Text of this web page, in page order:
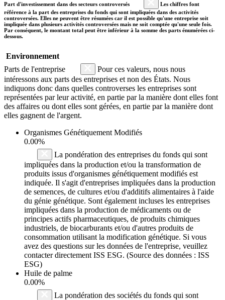
Part d'investissement dans des secteurs controversés
Les chiffres font
référence à la part des entreprises du fonds qui sont impliquées dans des activités
controversées. Elles ne peuvent être résumées car il est possible qu'une entreprise soit
impliquée dans plusieurs activités controversées mais ne soit comptée qu'une seule fois.
Par conséquent, le montant total peut être inférieur à la somme des parts énumérées ci-
dessous.
Environnement
Parts de l'entreprise
Pour ces valeurs, nous nous
intéressons aux parts des entreprises et non des États. Nous
indiquons donc dans quelles controverses les entreprises sont
représentées par leur activité, en partie par la manière dont elles font
des affaires ou dont elles sont gérées, en partie par la manière dont
elles gagnent de l'argent.
Organismes Génétiquement Modifiés
0.00%
La pondération des entreprises du fonds qui sont
impliquées dans la production et/ou la transformation de
produits issus d'organismes génétiquement modifiés est
indiquée. Il s'agit d'entreprises impliquées dans la production
de semences, de cultures et/ou d'additifs alimentaires à l'aide
du génie génétique. Sont également incluses les entreprises
impliquées dans la production de médicaments ou de
principes actifs pharmaceutiques, de produits chimiques
industriels, de biocarburants et/ou d'autres produits de
consommation utilisant la modification génétique. Si vous
avez des questions sur les données de l'entreprise, veuillez
contacter directement ISS ESG. (Source des données : ISS
ESG)
Huile de palme
0.00%
La pondération des sociétés du fonds qui sont